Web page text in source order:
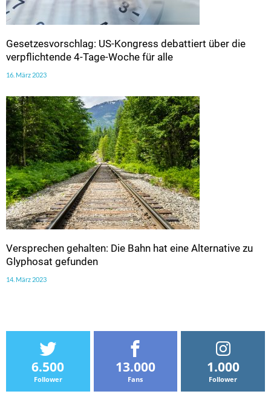
Gesetzesvorschlag: US-Kongress debattiert über die
verpflichtende 4-Tage-Woche für alle
16. März 2023
Versprechen gehalten: Die Bahn hat eine Alternative zu
Glyphosat gefunden
14. März 2023
6.500
Follower
13.000
Fans
1.000
Follower